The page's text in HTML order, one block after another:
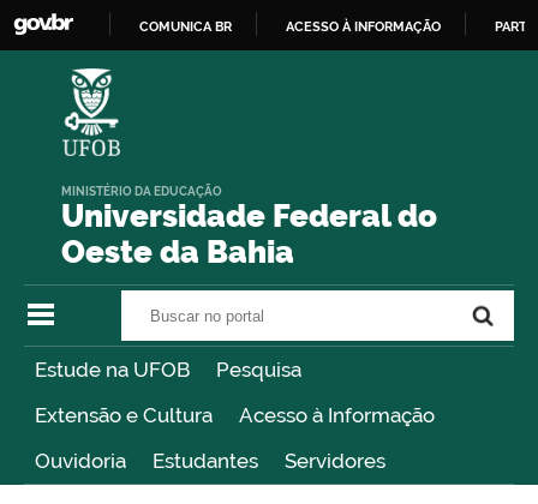
COMUNICA BR ACESSO À INFORMAÇÃO
Universidade Federal do
Oeste da Bahia
MINISTÉRIO DA EDUCAÇÃO
Estude na UFOB
Pesquisa
Extensão e Cultura
Acesso à Informação
Ouvidoria
Estudantes Servidores